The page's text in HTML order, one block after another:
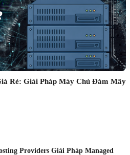
Rẻ: Giải Pháp Máy Chủ Đám Mây
Providers Giải Pháp Managed